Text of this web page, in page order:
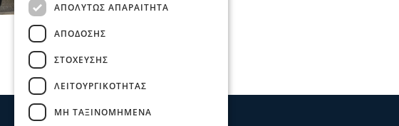
ΑΠΟΛΎΤΩΣ ΑΠΑΡΑΊΤΗΤΑ
ΑΠΌΔΟΣΗΣ
ΣΤΌΧΕΥΣΗΣ
ΛΕΙΤΟΥΡΓΙΚΌΤΗΤΑΣ
ΜΗ ΤΑΞΙΝΟΜΗΜΈΝΑ